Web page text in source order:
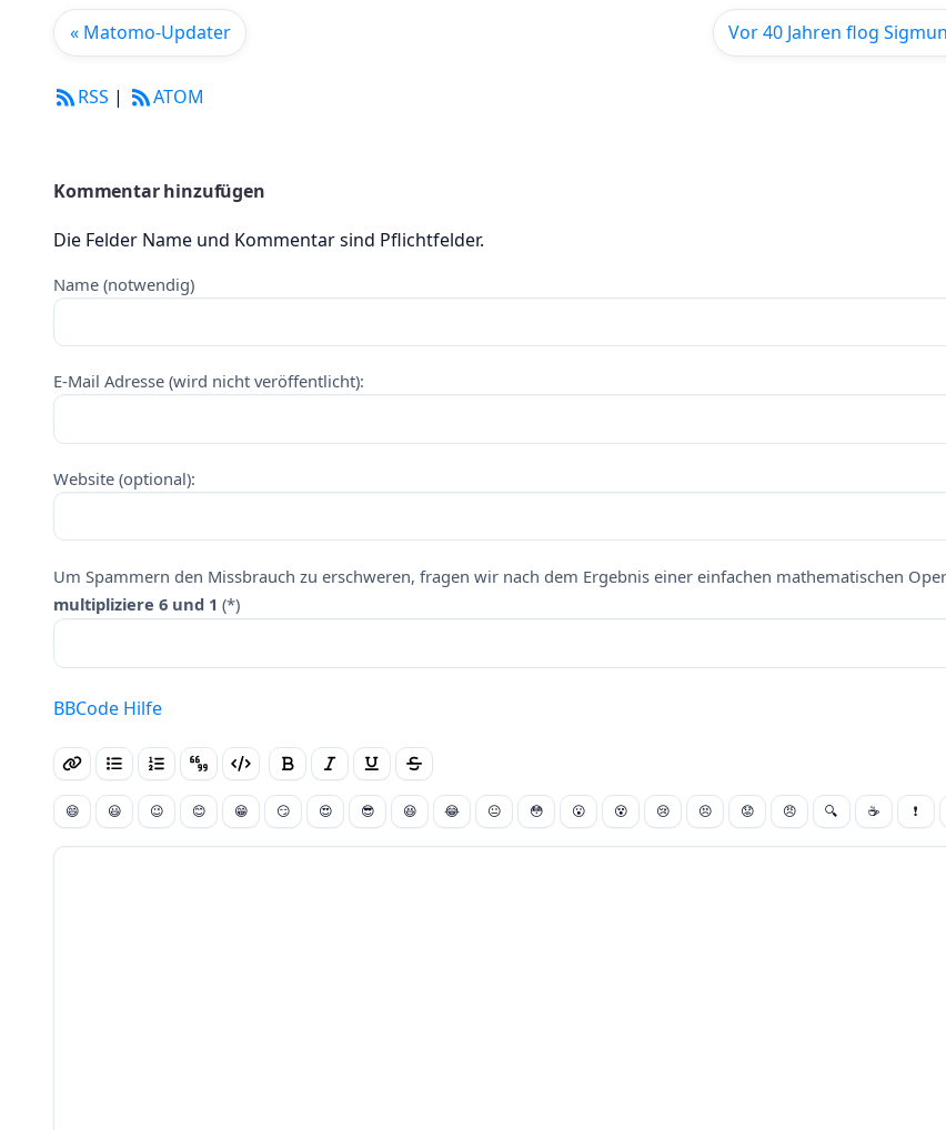
Vor 40 Jahren flog
« Matomo-Updater
RSS | ATOM
Kommentar hinzufügen
Die Felder Name und Kommentar sind Pflichtfelder.
Name (notwendig)
E-Mail Adresse (wird nicht veröffentlicht):
Website (optional):
Um Spammern den Missbrauch zu erschweren, fragen wir nach dem Ergebnis einer einfachen mathematischen
multipliziere 6 und 1 (*)
BBCode Hilfe
😄 😃 😉 😊 😁 😏 😍 😎 😆 😂 😐 😳 😮 😵 😢 😣 😟 😠 🔍 ☕ ❗